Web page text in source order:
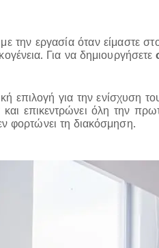
εργασία όταν είμαστε
Για να δημιουργήσετε
επιλογή για την
και επικεντρώνει όλη την
φορτώνει τη διακόσμηση.